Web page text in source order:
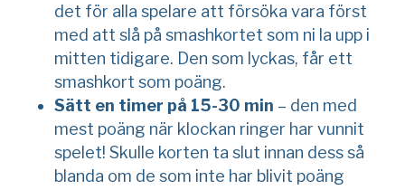
det för alla spelare att försöka vara först
med att slå på smashkortet som ni la upp i
mitten tidigare. Den som lyckas, får ett
smashkort som poäng.
Sätt en timer på 15-30 min – den med
mest poäng när klockan ringer har vunnit
spelet! Skulle korten ta slut innan dess så
blanda om de som inte har blivit poäng